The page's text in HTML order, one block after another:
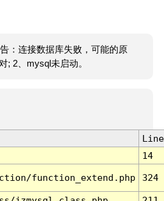
：连接数据库失败，可能的原
; 2、mysql未启动。
Line
14
function_extend.php 324